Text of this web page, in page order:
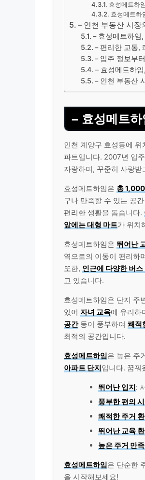
효성메트하
효성메트하
– 인천 부동산 시장
– 효성메트하임
– 편리한 교통,
– 입주 정보부
– 효성메트하
– 인천 부동산
– 효성메트
인천 계양구 효성동에 위
파트입니다. 2007년 입
자랑하며, 꾸준히 사랑
효성메트하임은 총
구나 만족할 수 있는 공
편리한 생활을 돕습니다.
앞에는 대형 마트가 위치
효성메트하임은 뛰어난
역으로의 이동이 편리하
또한, 인근에 다양한 버스
고 있습니다.
효성메트하임은 단지 주
있어 자녀 교육에 유리하
공간등이 풍부하여 쾌적
최적의 공간입니다.
효성메트하임은 높은 주
아파트 단지입니다. 꿈꿔
뛰어난 입지:
풍부한 편의
쾌적한 주거
뛰어난 교육
높은 주거 만
효성메트하임은 단순한
을 시작해보세요!